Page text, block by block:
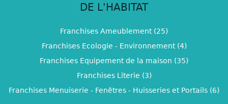
DE L'HABITAT
Franchises Ameublement (25)
Franchises Ecologie - Environnement (4)
Franchises Equipement de la maison (35)
Franchises Literie (3)
Franchises Menuiserie - Fenêtres - Huisseries et Portails (6)